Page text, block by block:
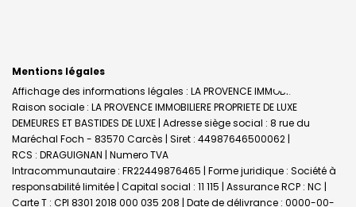
Mentions légales
Affichage des informations légales : LA PROVENCE IMMOBILIERE |
Raison sociale : LA PROVENCE IMMOBILIERE PROPRIETE DE LUXE
DEMEURES ET BASTIDES DE LUXE | Adresse siège social : 8 rue du
Maréchal Foch - 83570 Carcès | Siret : 44987646500062 |
RCS : DRAGUIGNAN | Numero TVA
Intracommunautaire : FR22449876465 | Forme juridique : Société à
responsabilité limitée | Capital social : 11 115 | Assurance RCP : NC |
Carte T : CPI 8301 2018 000 035 208 | Date de délivrance : 0000-00-